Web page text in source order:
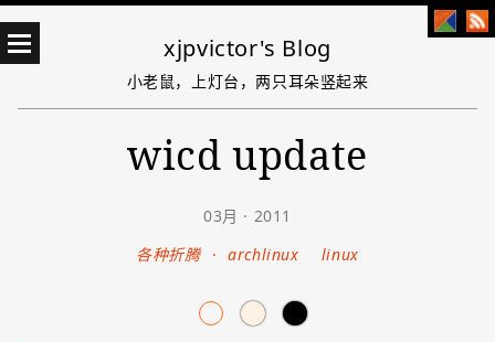
xjpvictor's Blog
小老鼠，上灯台，两只耳朵竖起来
wicd update
03月 · 2011
各种折腾 · archlinux linux